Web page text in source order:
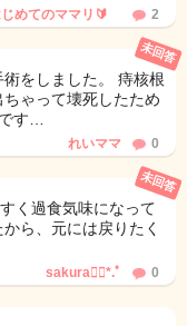
じめてのママリ🔰 2
をしました。 痔核根
ゃって壊死したため
す…
未回答
れいママ 0
く過食気味になって
ら、元には戻りたく
未回答
sakura❁⃘*.ﾟ 0